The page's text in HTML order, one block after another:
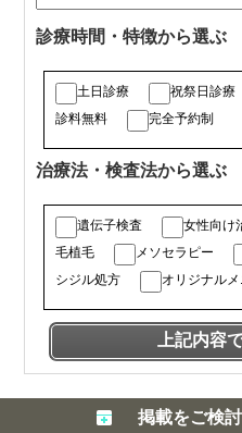
診療時間・特徴から選ぶ
土日診療 祝祭日診療
診料無料
完全予約制
治療法・検査法から選ぶ
遺伝子検査 女性向け
毛植毛
メソセラピー
シジル処方
オリジナル
掲載をご検